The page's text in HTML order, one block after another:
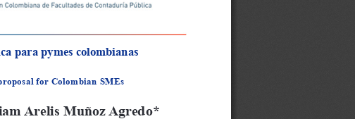
for Colombian SMEs
Arelis Muñoz Agredo*
para pymes colombianas